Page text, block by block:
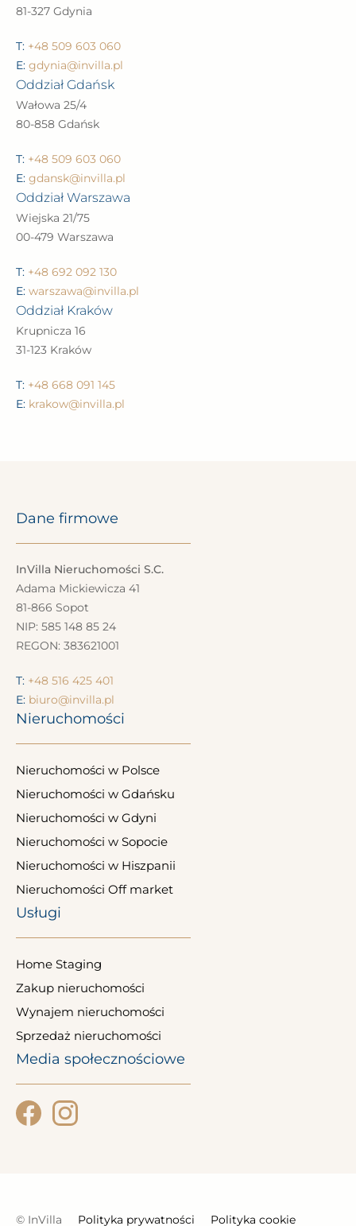
81-327 Gdynia
T: +48 509 603 060
E: gdynia@invilla.pl
Oddział Gdańsk
Wałowa 25/4
80-858 Gdańsk
T: +48 509 603 060
E: gdansk@invilla.pl
Oddział Warszawa
Wiejska 21/75
00-479 Warszawa
T: +48 692 092 130
E: warszawa@invilla.pl
Oddział Kraków
Krupnicza 16
31-123 Kraków
T: +48 668 091 145
E: krakow@invilla.pl
Dane firmowe
InVilla Nieruchomości S.C.
Adama Mickiewicza 41
81-866 Sopot
NIP: 585 148 85 24
REGON: 383621001
T: +48 516 425 401
E: biuro@invilla.pl
Nieruchomości
Nieruchomości w Polsce
Nieruchomości w Gdańsku
Nieruchomości w Gdyni
Nieruchomości w Sopocie
Nieruchomości w Hiszpanii
Nieruchomości Off market
Usługi
Home Staging
Zakup nieruchomości
Wynajem nieruchomości
Sprzedaż nieruchomości
Media społecznościowe
© InVilla Polityka prywatności Polityka cookie